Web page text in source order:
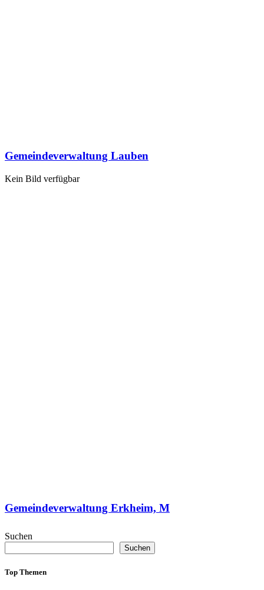
Gemeindeverwaltung Lauben
Kein Bild verfügbar
Gemeindeverwaltung Erkheim, M
Suchen
Suchen
Top Themen